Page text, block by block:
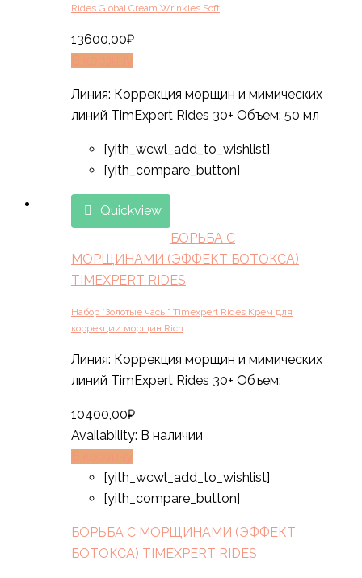
Rides Global Cream Wrinkles Soft
13600,00₽
Линия: Коррекция морщин и мимических
линий TimExpert Rides 30+ Объем: 50 мл
[yith_wcwl_add_to_wishlist]
[yith_compare_button]
Quickview
БОРЬБА С
МОРЩИНАМИ (ЭФФЕКТ БОТОКСА)
TIMEXPERT RIDES
Набор “Золотые часы” Timexpert Rides Крем для
коррекции морщин Rich
Линия: Коррекция морщин и мимических
линий TimExpert Rides 30+ Объем:
10400,00₽
Availability: В наличии
[yith_wcwl_add_to_wishlist]
[yith_compare_button]
БОРЬБА С МОРЩИНАМИ (ЭФФЕКТ
БОТОКСА) TIMEXPERT RIDES